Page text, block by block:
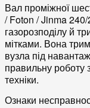
Вал проміжної
/ Foton / Jinma
газорозподілу й
мітками. Вона
вузла під
правильну роботу
техніки.
Ознаки